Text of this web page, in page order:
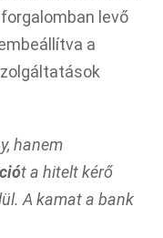
levő
a
hanem
t a hitelt kérő
A kamat a bank